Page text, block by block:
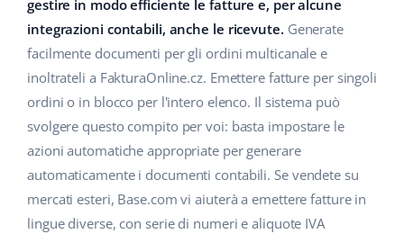
Gestione Spedizioni
Workflow Automation
Base Connect
AI per l'e-commerce
Casa e giardino
Prodotti per bambini
Elettronica
Automotive
Food&Grocery
Salute e bellezza
Centro Assistenza
Academy
Servizi
Audit dell'account
english (GB)
english (IN)
čeština
deutsch
Ελληνικά
gestire in modo efficiente le fatture e, per alcune
integrazioni contabili, anche le ricevute. Generate
facilmente documenti per gli ordini multicanale e
inoltrateli a FakturaOnline.cz. Emettere fatture per singoli
ordini o in blocco per l'intero elenco. Il sistema può
svolgere questo compito per voi: basta impostare le
azioni automatiche appropriate per generare
automaticamente i documenti contabili. Se vendete su
mercati esteri, Base.com vi aiuterà a emettere fatture in
lingue diverse, con serie di numeri e aliquote IVA